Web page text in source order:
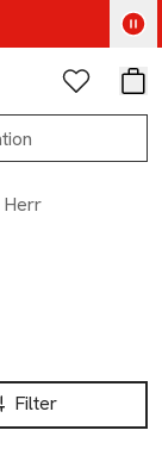
Favoriter
Herr
Filter